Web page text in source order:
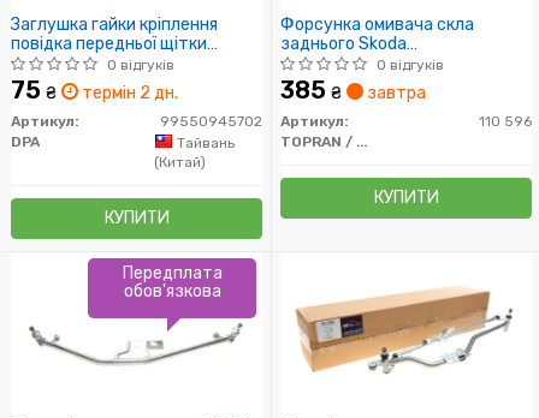
Заглушка гайки кріплення
повідка передньої щітки
склоочисника VW Golf (04-14),
Passat (08-15), Tiguan (08-12),
T5 (06-) (99550945702) DPA
0 відгуків
75 ₴ термін 2 дн.
Артикул:
99550945702
DPA
Тайвань
(Китай)
КУПИТИ
Форсунка омивача скла
заднього Skoda
Fabia,Roomster VW Caddy
04-,Golf 98-,Passat 97-,Polo
00-,Sharan 01-,Transporter 03-
Seat Ibiza,Leon,Alehambra Audi
A3 97-03,A4 95-01,A6 98-05
0 відгуків
385 ₴ завтра
Артикул:
110 596
TOPRAN / HANS PRIES
КУПИТИ
Передплата
обов'язкова